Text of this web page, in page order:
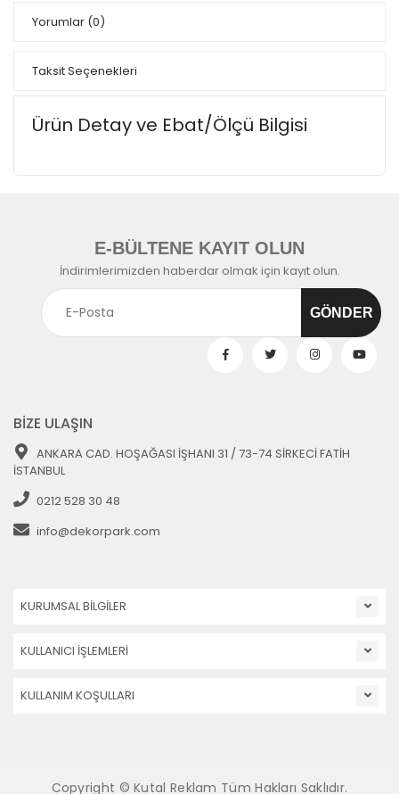
Yorumlar (0)
Taksit Seçenekleri
Ürün Detay ve Ebat/Ölçü Bilgisi
E-BÜLTENE KAYIT OLUN
İndirimlerimizden haberdar olmak için kayıt olun.
BİZE ULAŞIN
ANKARA CAD. HOŞAĞASI İŞHANI 31 / 73-74 SİRKECİ FATİH
İSTANBUL
0212 528 30 48
info@dekorpark.com
KURUMSAL BİLGİLER
KULLANICI İŞLEMLERİ
KULLANIM KOŞULLARI
Copyright © Kutal Reklam Tüm Hakları Saklıdır.